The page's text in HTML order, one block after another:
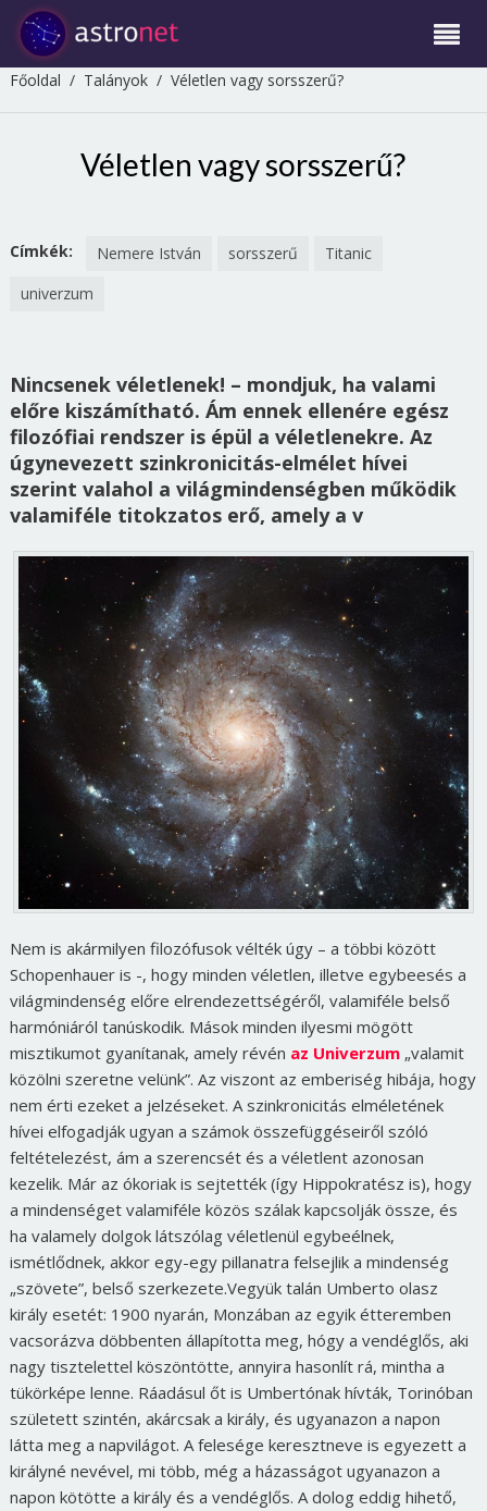
Főoldal / Talányok/ Véletlen vagy sorsszerű?
Véletlen vagy sorsszerű?
Címkék: Nemere István sorsszerű
Titanic
univerzum
Nincsenek véletlenek! – mondjuk, ha valami
előre kiszámítható. Ám ennek ellenére egész
filozófiai rendszer is épül a véletlenekre. Az
úgynevezett szinkronicitás-elmélet hívei
szerint valahol a világmindenségben működik
valamiféle titokzatos erő, amely a v
Nem is akármilyen filozófusok vélték úgy – a többi között
Schopenhauer is -, hogy minden véletlen, illetve egybeesés a
világmindenség előre elrendezettségéről, valamiféle belső
harmóniáról tanúskodik. Mások minden ilyesmi mögött
misztikumot gyanítanak, amely révén az Univerzum„valamit
közölni szeretne velünk”. Az viszont az emberiség hibája, hogy
nem érti ezeket a jelzéseket. A szinkronicitás elméletének
hívei elfogadják ugyan a számok összefüggéseiről szóló
feltételezést, ám a szerencsét és a véletlent azonosan
kezelik. Már az ókoriak is sejtették (így Hippokratész is), hogy
a mindenséget valamiféle közös szálak kapcsolják össze, és
ha valamely dolgok látszólag véletlenül egybeélnek,
ismétlődnek, akkor egy-egy pillanatra felsejlik a mindenség
„szövete”, belső szerkezete.Vegyük talán Umberto olasz
király esetét: 1900 nyarán, Monzában az egyik étteremben
vacsorázva döbbenten állapította meg, hógy a vendéglős, aki
nagy tisztelettel köszöntötte, annyira hasonlít rá, mintha a
tükörképe lenne. Ráadásul őt is Umbertónak hívták, Torinóban
született szintén, akárcsak a király, és ugyanazon a napon
látta meg a napvilágot. A felesége keresztneve is egyezett a
királyné nevével, mi több, még a házasságot ugyanazon a
napon kötötte a király és a vendéglős. A dolog eddig hihető,